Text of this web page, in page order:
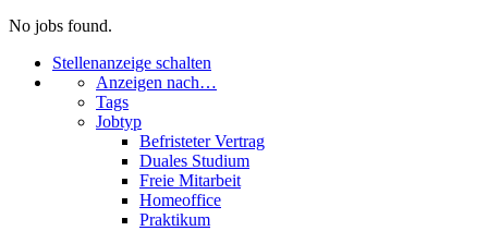
No jobs found.
Stellenanzeige schalten
Anzeigen nach…
Tags
Jobtyp
Befristeter Vertrag
Duales Studium
Freie Mitarbeit
Homeoffice
Praktikum